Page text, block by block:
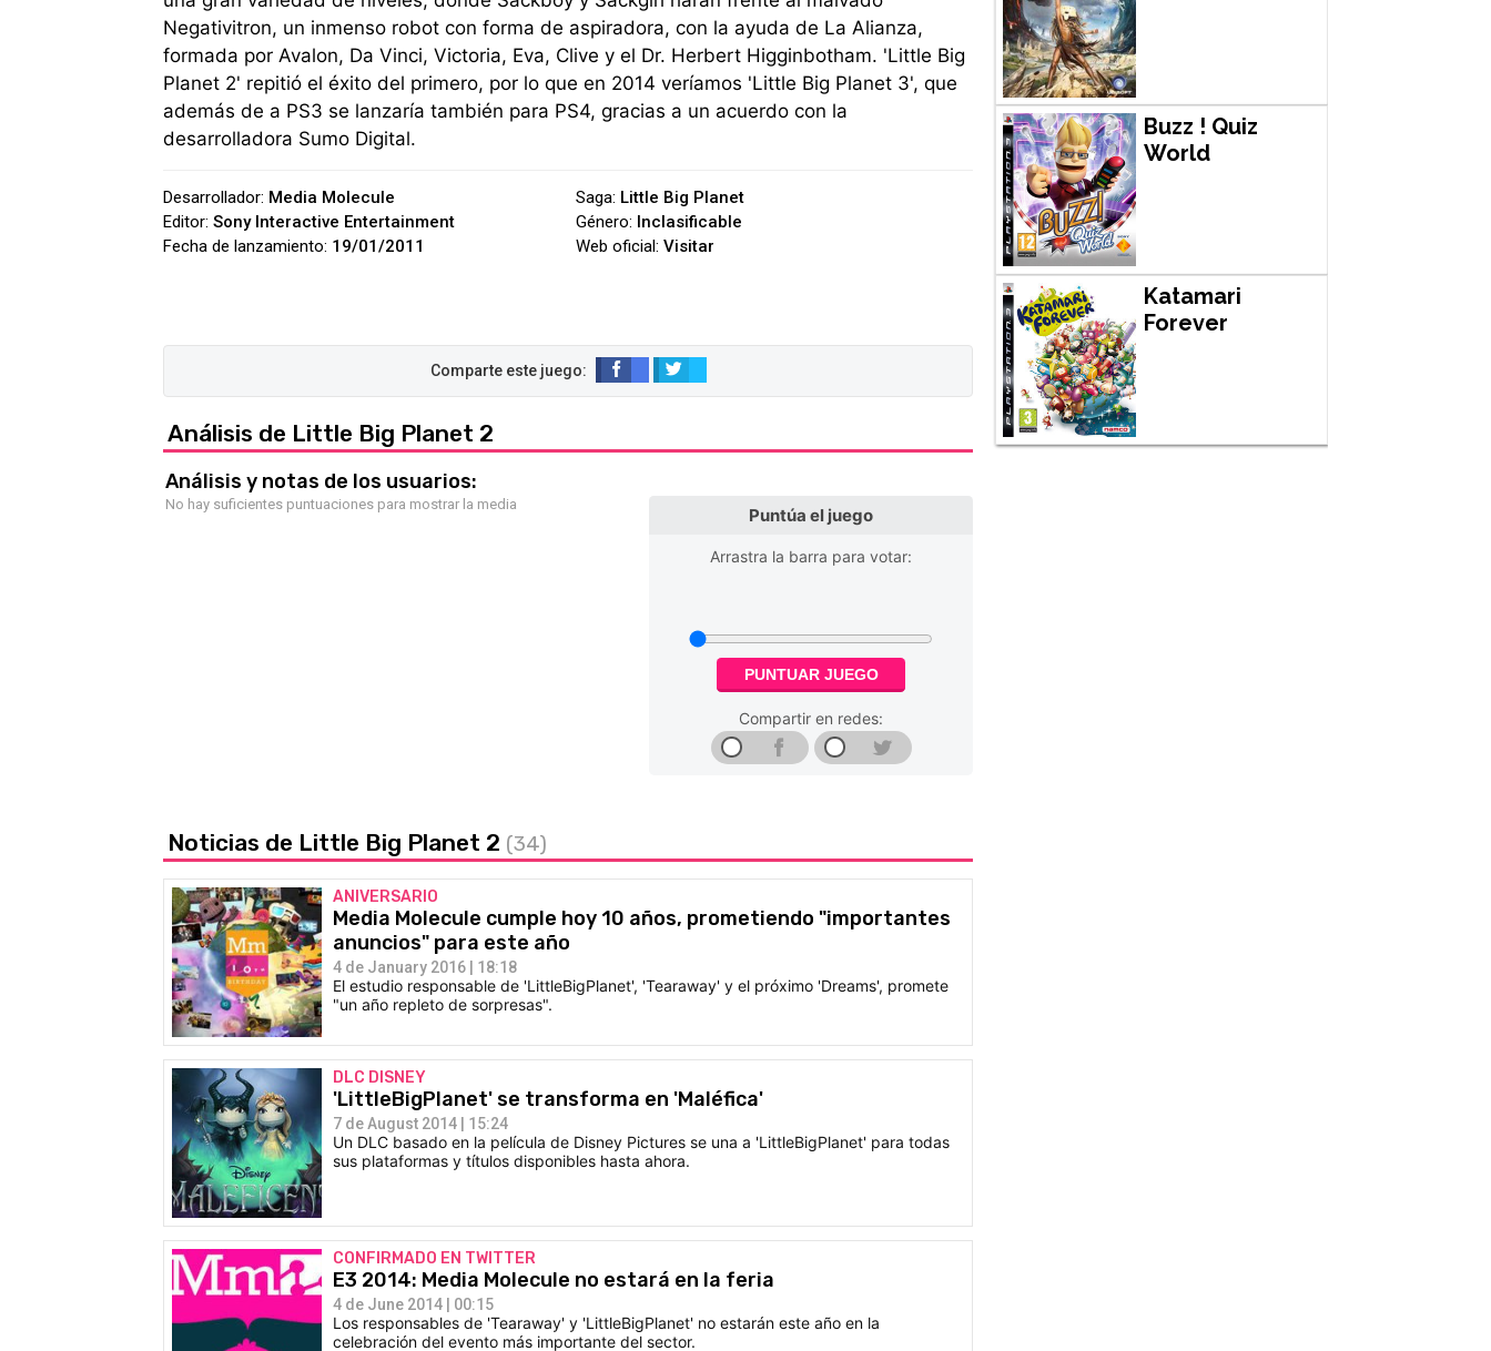
Negativitron, un inmenso robot con forma de aspiradora, con la ayuda de La Alianza,
formada por Avalon, Da Vinci, Victoria, Eva, Clive y el Dr. Herbert Higginbotham. 'Little Big
Planet 2' repitió el éxito del primero, por lo que en 2014 veríamos 'Little Big Planet 3', que
además de a PS3 se lanzaría también para PS4, gracias a un acuerdo con la
desarrolladora Sumo Digital.
Desarrollador: Media Molecule
Editor: Sony Interactive Entertainment
Fecha de lanzamiento: 19/01/2011
Saga: Little Big Planet
Género: Inclasificable
Web oficial:Visitar
Análisis de Little Big Planet 2
Análisis y notas de los usuarios:
No hay suficientes puntuaciones para mostrar la media
Puntúa el juego
Arrastra la barra para votar:
PUNTUAR JUEGO
Compartir en redes:
Noticias de Little Big Planet 2 (34)
ANIVERSARIO
Media Molecule cumple hoy 10 años, prometiendo "importantes
anuncios" para este año
4 de January 2016 | 18:18
El estudio responsable de 'LittleBigPlanet', 'Tearaway' y el próximo 'Dreams', promete
"un año repleto de sorpresas".
DLC DISNEY
'LittleBigPlanet' se transforma en 'Maléfica'
7 de August 2014 | 15:24
Un DLC basado en la película de Disney Pictures se una a 'LittleBigPlanet' para todas
sus plataformas y títulos disponibles hasta ahora.
CONFIRMADO EN TWITTER
E3 2014: Media Molecule no estará en la feria
4 de June 2014 | 00:15
Los responsables de 'Tearaway' y 'LittleBigPlanet' no estarán este año en la
celebración del evento más importante del sector.
Buzz ! Quiz
World
Katamari
Forever